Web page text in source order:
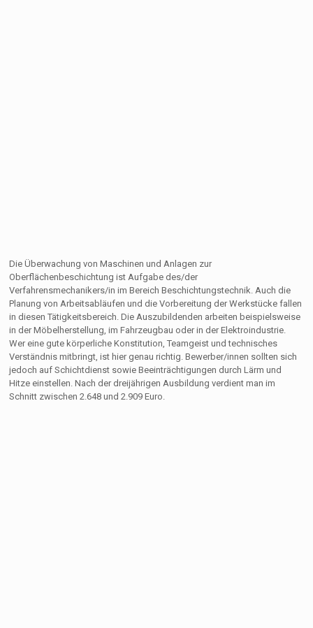
Die Überwachung von Maschinen und Anlagen zur
Oberflächenbeschichtung ist Aufgabe des/der
Verfahrensmechanikers/in im Bereich Beschichtungstechnik. Auch die
Planung von Arbeitsabläufen und die Vorbereitung der Werkstücke fallen
in diesen Tätigkeitsbereich. Die Auszubildenden arbeiten beispielsweise
in der Möbelherstellung, im Fahrzeugbau oder in der Elektroindustrie.
Wer eine gute körperliche Konstitution, Teamgeist und technisches
Verständnis mitbringt, ist hier genau richtig. Bewerber/innen sollten sich
jedoch auf Schichtdienst sowie Beeinträchtigungen durch Lärm und
Hitze einstellen. Nach der dreijährigen Ausbildung verdient man im
Schnitt zwischen 2.648 und 2.909 Euro.